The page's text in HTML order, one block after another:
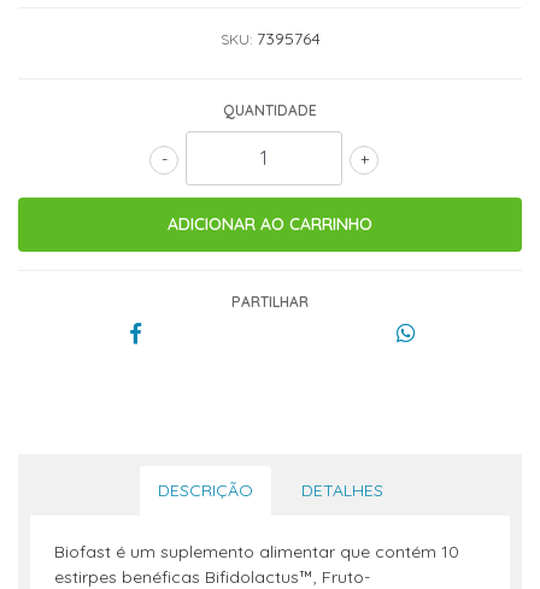
SKU: 7395764
QUANTIDADE
+
-
PARTILHAR
DESCRIÇÃO DETALHES
Biofast é um suplemento alimentar que contém 10
estirpes benéficas Bifidolactus™, Fruto-